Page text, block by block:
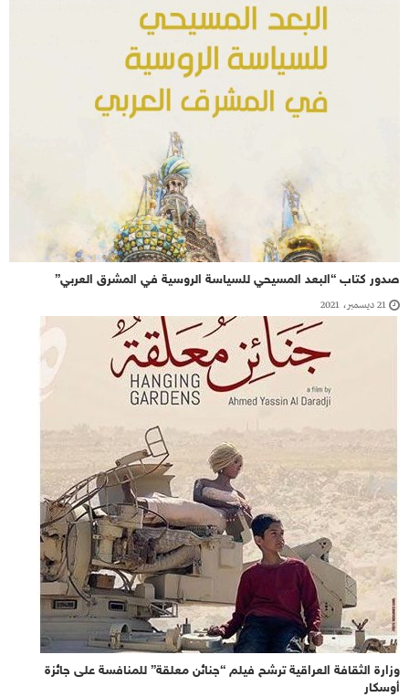
صدور كتاب “البعد المسيحي للسياسة الروسية في المشرق العربي”
21 ديسمبر، 2021
وزارة الثقافة العراقية ترشح فيلم “جنائن معلقة” للمنافسة على جائزة
أوسكار